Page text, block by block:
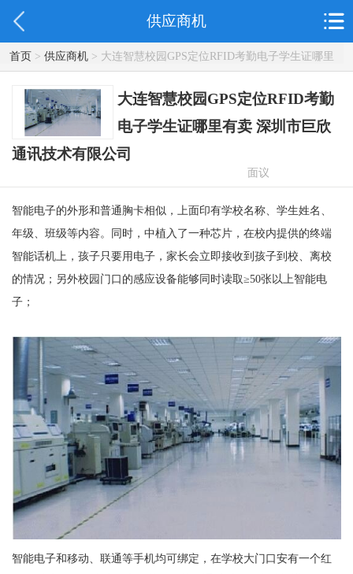
供应商机
首页> 供应商机> 大连智慧校园GPS定位RFID考勤电子学生证哪里
有卖 深圳市巨欣通讯技术有限公司
大连智慧校园GPS定位RFID考勤
电子学生证哪里有卖 深圳市巨欣
通讯技术有限公司
面议
智能电子的外形和普通胸卡相似，上面印有学校名称、学生姓名、
年级、班级等内容。同时，中植入了一种芯片，在校内提供的终端
智能话机上，孩子只要用电子，家长会立即接收到孩子到校、离校
的情况；另外校园门口的感应设备能够同时读取≥50张以上智能电
子；
智能电子和移动、联通等手机均可绑定，在学校大门口安有一个红